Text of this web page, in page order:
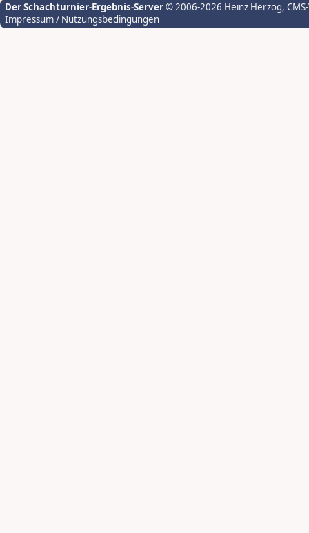
Der Schachturnier-Ergebnis-Server© 2006-2026 Heinz Herzog,
Impressum / Nutzungsbedingungen